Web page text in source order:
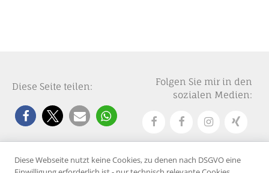
Diese Seite teilen:
Folgen Sie mir in den
sozialen Medien:
Diese Webseite nutzt keine Cookies, zu denen nach DSGVO eine